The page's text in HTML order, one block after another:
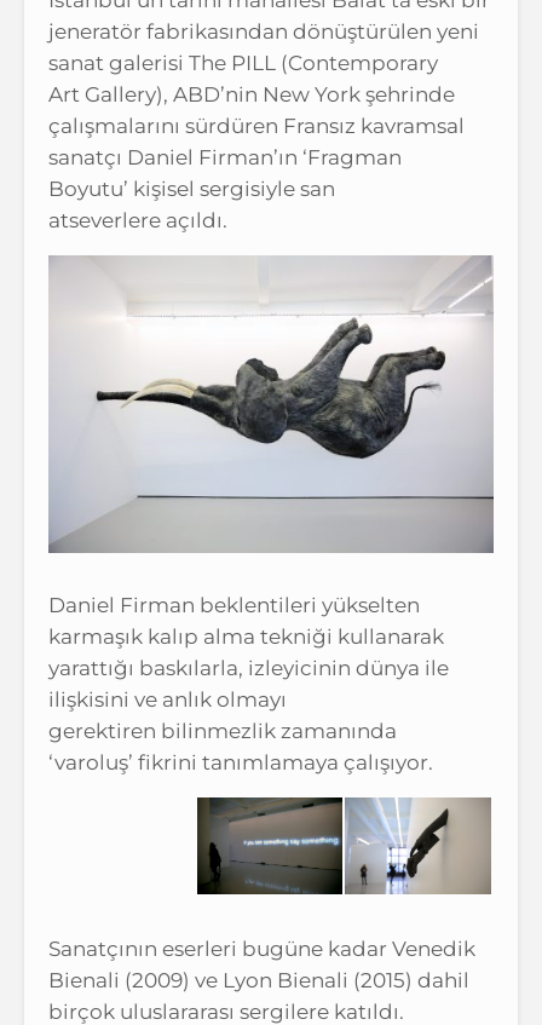
jeneratör fabrikasından dönüştürülen yeni
sanat galerisi The PILL (Contemporary
Art Gallery), ABD’nin New York şehrinde
çalışmalarını sürdüren Fransız kavramsal
sanatçı Daniel Firman’ın ‘Fragman
Boyutu’ kişisel sergisiyle san
atseverlere açıldı.
Daniel Firman beklentileri yükselten
karmaşık kalıp alma tekniği kullanarak
yarattığı baskılarla, izleyicinin dünya ile
ilişkisini ve anlık olmayı
gerektiren bilinmezlik zamanında
‘varoluş’ fikrini tanımlamaya çalışıyor.
Sanatçının eserleri bugüne kadar Venedik
Bienali (2009) ve Lyon Bienali (2015) dahil
birçok uluslararası sergilere katıldı.